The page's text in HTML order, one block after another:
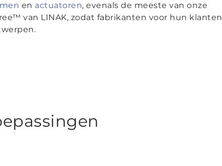
en actuatoren, evenals de meeste van onze
van LINAK, zodat fabrikanten voor hun klanten